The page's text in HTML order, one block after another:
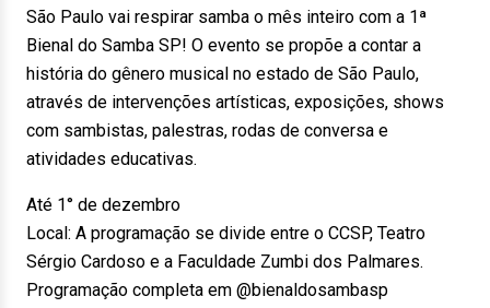
São Paulo vai respirar samba o mês inteiro com a 1ª
Bienal do Samba SP! O evento se propõe a contar a
história do gênero musical no estado de São Paulo,
através de intervenções artísticas, exposições, shows
com sambistas, palestras, rodas de conversa e
atividades educativas.
Até 1° de dezembro
Local: A programação se divide entre o CCSP, Teatro
Sérgio Cardoso e a Faculdade Zumbi dos Palmares.
Programação completa em @bienaldosambasp